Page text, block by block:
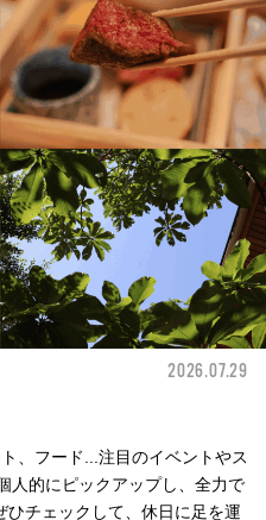
2026.07.29
、フード...注目のイベントやス
人的にピックアップし、全力で
チェックして、休日に足を運